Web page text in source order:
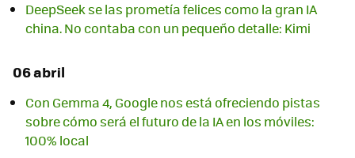
DeepSeek se las prometía felices como la gran IA
china. No contaba con un pequeño detalle: Kimi
06 abril
Con Gemma 4, Google nos está ofreciendo pistas
sobre cómo será el futuro de la IA en los móviles:
100% local